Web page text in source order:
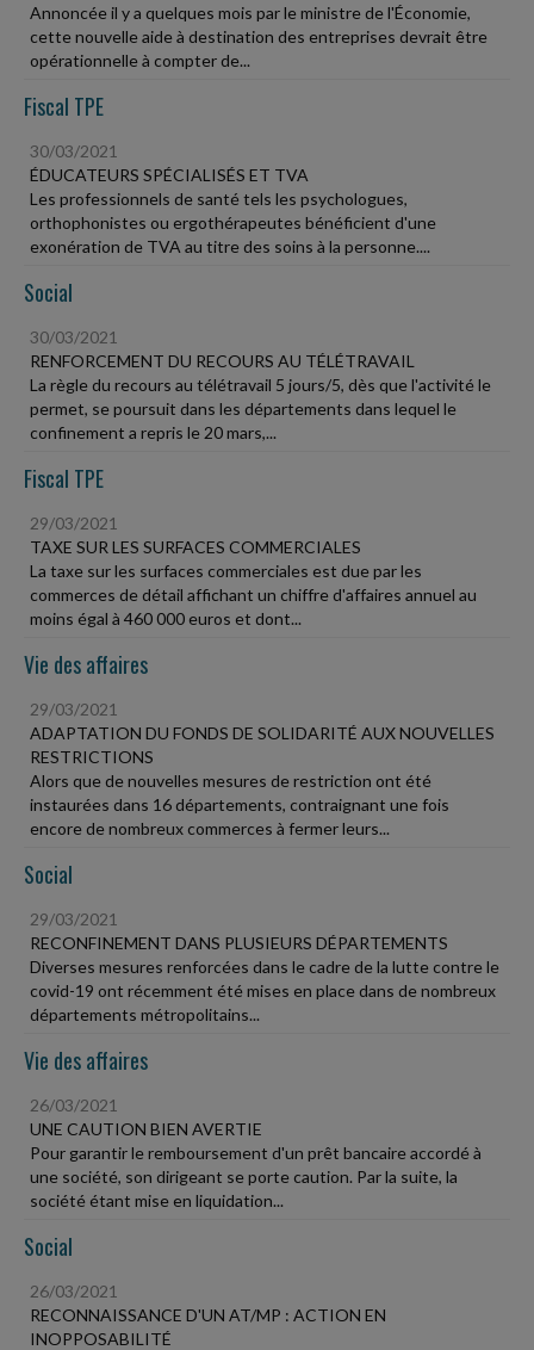
Annoncée il y a quelques mois par le ministre de l'Économie,
cette nouvelle aide à destination des entreprises devrait être
opérationnelle à compter de...
Fiscal TPE
30/03/2021
ÉDUCATEURS SPÉCIALISÉS ET TVA
Les professionnels de santé tels les psychologues,
orthophonistes ou ergothérapeutes bénéficient d'une
exonération de TVA au titre des soins à la personne....
Social
30/03/2021
RENFORCEMENT DU RECOURS AU TÉLÉTRAVAIL
La règle du recours au télétravail 5 jours/5, dès que l'activité le
permet, se poursuit dans les départements dans lequel le
confinement a repris le 20 mars,...
Fiscal TPE
29/03/2021
TAXE SUR LES SURFACES COMMERCIALES
La taxe sur les surfaces commerciales est due par les
commerces de détail affichant un chiffre d'affaires annuel au
moins égal à 460 000 euros et dont...
Vie des affaires
29/03/2021
ADAPTATION DU FONDS DE SOLIDARITÉ AUX NOUVELLES
RESTRICTIONS
Alors que de nouvelles mesures de restriction ont été
instaurées dans 16 départements, contraignant une fois
encore de nombreux commerces à fermer leurs...
Social
29/03/2021
RECONFINEMENT DANS PLUSIEURS DÉPARTEMENTS
Diverses mesures renforcées dans le cadre de la lutte contre le
covid-19 ont récemment été mises en place dans de nombreux
départements métropolitains...
Vie des affaires
26/03/2021
UNE CAUTION BIEN AVERTIE
Pour garantir le remboursement d'un prêt bancaire accordé à
une société, son dirigeant se porte caution. Par la suite, la
société étant mise en liquidation...
Social
26/03/2021
RECONNAISSANCE D'UN AT/MP : ACTION EN
INOPPOSABILITÉ